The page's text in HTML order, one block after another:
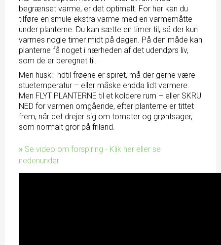
begrænset varme, er det optimalt. For her kan du
tilføre en smule ekstra varme med en varmemåtte
under planterne. Du kan sætte en timer til, så der kun
varmes nogle timer midt på dagen. På den måde kan
planterne få noget i nærheden af det udendørs liv,
som de er beregnet til.
Men husk: Indtil frøene er spiret, må der gerne være
stuetemperatur – eller måske endda lidt varmere.
Men FLYT PLANTERNE til et koldere rum – eller SKRU
NED for varmen omgående, efter planterne er tittet
frem, når det drejer sig om tomater og grøntsager,
som normalt gror på friland.
» Se video om forspiring - Klik her eller se
nedenunder